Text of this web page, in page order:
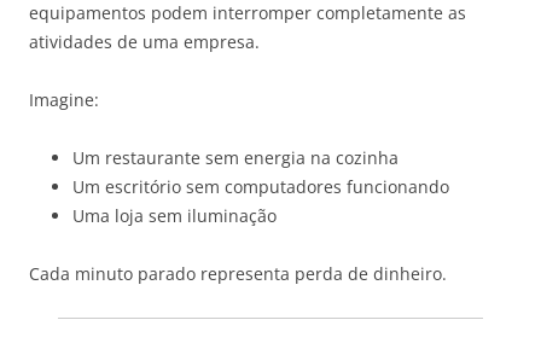
equipamentos podem interromper completamente as
atividades de uma empresa.
Imagine:
Um restaurante sem energia na cozinha
Um escritório sem computadores funcionando
Uma loja sem iluminação
Cada minuto parado representa perda de dinheiro.